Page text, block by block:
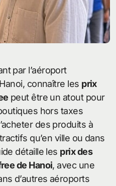
connaître les prix
peut être un atout pour
hors taxes
des produits à
qu’en ville ou dans
détaille les prix des
de Hanoi, avec une
d’autres aéroports